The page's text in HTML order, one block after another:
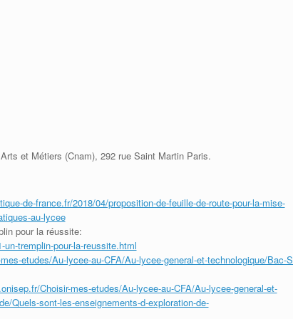
et Métiers (Cnam), 292 rue Saint Martin Paris.
de-france.fr/2018/04/proposition-de-feuille-de-route-pour-la-mise-
au-lycee
pour la réussite:
tremplin-pour-la-reussite.html
etudes/Au-lycee-au-CFA/Au-lycee-general-et-technologique/Bac-
Choisir-mes-etudes/Au-lycee-au-CFA/Au-lycee-general-et-
Quels-sont-les-enseignements-d-exploration-de-